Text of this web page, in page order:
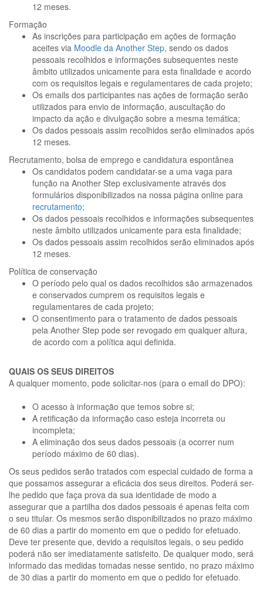
12 meses.
Formação
As inscrições para participação em ações de formação
aceites via Moodle da Another Step, sendo os dados
pessoais recolhidos e informações subsequentes neste
âmbito utilizados unicamente para esta finalidade e acordo
com os requisitos legais e regulamentares de cada projeto;
Os emails dos participantes nas ações de formação serão
utilizados para envio de informação, auscultação do
impacto da ação e divulgação sobre a mesma temática;
Os dados pessoais assim recolhidos serão eliminados após
12 meses.
Recrutamento, bolsa de emprego e candidatura espontânea
Os candidatos podem candidatar-se a uma vaga para
função na Another Step exclusivamente através dos
formulários disponibilizados na nossa página online para
recrutamento;
Os dados pessoais recolhidos e informações subsequentes
neste âmbito utilizados unicamente para esta finalidade;
Os dados pessoais assim recolhidos serão eliminados após
12 meses.
Política de conservação
O período pelo qual os dados recolhidos são armazenados
e conservados cumprem os requisitos legais e
regulamentares de cada projeto;
O consentimento para o tratamento de dados pessoais
pela Another Step pode ser revogado em qualquer altura,
de acordo com a política aqui definida.
QUAIS OS SEUS DIREITOS
A qualquer momento, pode solicitar-nos (para o email do DPO):
O acesso à informação que temos sobre si;
A retificação da informação caso esteja incorreta ou
incompleta;
A eliminação dos seus dados pessoais (a ocorrer num
período máximo de 60 dias).
Os seus pedidos serão tratados com especial cuidado de forma a
que possamos assegurar a eficácia dos seus direitos. Poderá ser-
lhe pedido que faça prova da sua identidade de modo a
assegurar que a partilha dos dados pessoais é apenas feita com
o seu titular. Os mesmos serão disponibilizados no prazo máximo
de 60 dias a partir do momento em que o pedido for efetuado.
Deve ter presente que, devido a requisitos legais, o seu pedido
poderá não ser imediatamente satisfeito. De qualquer modo, será
informado das medidas tomadas nesse sentido, no prazo máximo
de 30 dias a partir do momento em que o pedido for efetuado.